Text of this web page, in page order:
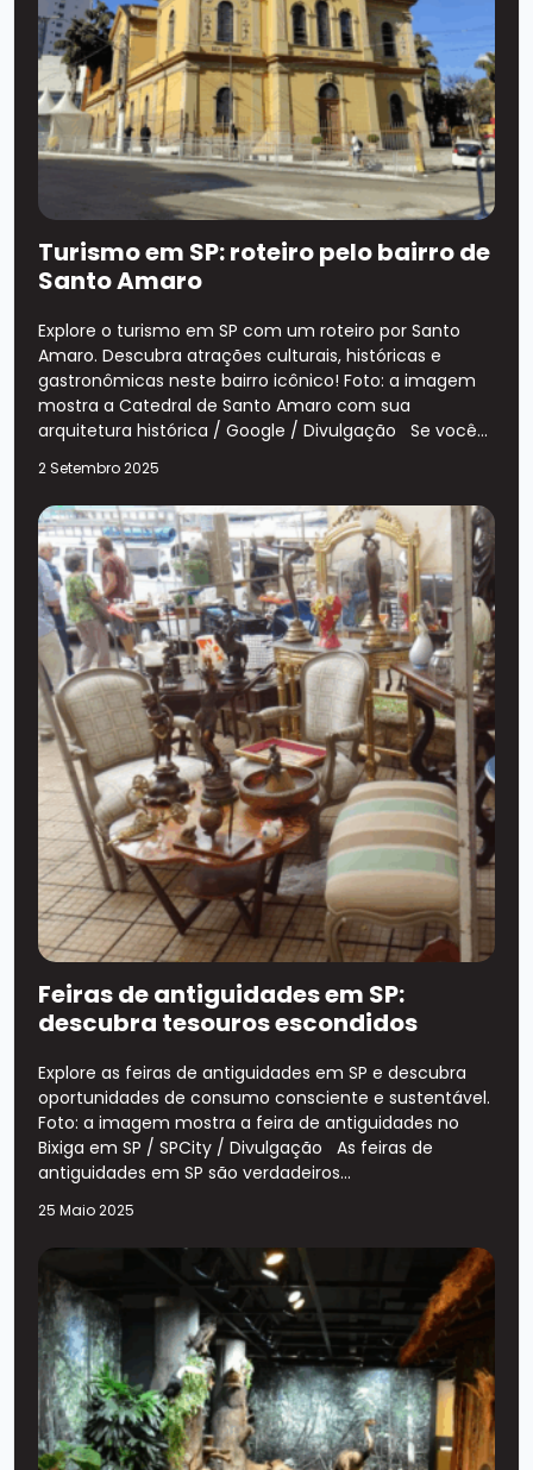
Turismo em SP: roteiro pelo bairro de
Santo Amaro
Explore o turismo em SP com um roteiro por Santo
Amaro. Descubra atrações culturais, históricas e
gastronômicas neste bairro icônico! Foto: a imagem
mostra a Catedral de Santo Amaro com sua
arquitetura histórica / Google / Divulgação Se você...
2 Setembro 2025
Feiras de antiguidades em SP:
descubra tesouros escondidos
Explore as feiras de antiguidades em SP e descubra
oportunidades de consumo consciente e sustentável.
Foto: a imagem mostra a feira de antiguidades no
Bixiga em SP / SPCity / Divulgação As feiras de
antiguidades em SP são verdadeiros...
25 Maio 2025